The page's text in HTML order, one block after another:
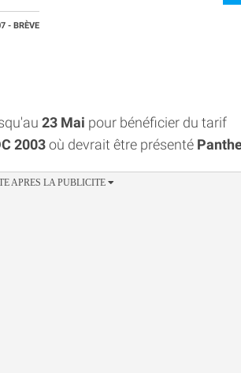
- BRÈVE
23 Mai pour bénéficier du tarif
2003où devrait être présenté